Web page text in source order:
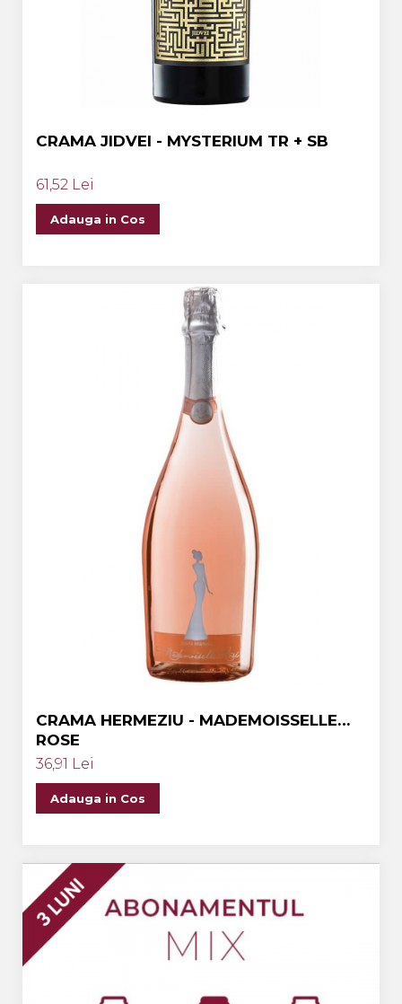
CRAMA JIDVEI - MYSTERIUM TR + SB
61,52 Lei
Adauga in Cos
CRAMA HERMEZIU - MADEMOISSELLE
ROSE
36,91 Lei
Adauga in Cos